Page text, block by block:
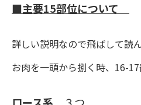
■主要15部位について
詳しい説明なので飛ばして読
お肉を一頭から捌く時、16-